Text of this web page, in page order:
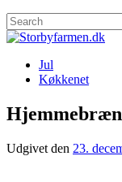
Jul
Køkkenet
Udgivet den 23.